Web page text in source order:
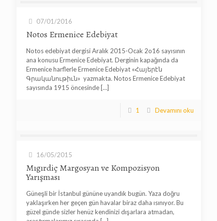
07/01/2016
Notos Ermenice Edebiyat
Notos edebiyat dergisi Aralık 2015-Ocak 2o16 sayısının
ana konusu Ermenice Edebiyat. Derginin kapağında da
Ermenice harflerle Ermenice Edebiyat «Հայերէն
Գրականութիւն» yazmakta. Notos Ermenice Edebiyat
sayısında 1915 öncesinde[…]
1 Devamını oku
16/05/2015
Mıgırdiç Margosyan ve Kompozisyon
Yarışması
Güneşli bir İstanbul gününe uyandık bugün. Yaza doğru
yaklaşırken her geçen gün havalar biraz daha ısınıyor. Bu
güzel günde sizler henüz kendinizi dışarlara atmadan,